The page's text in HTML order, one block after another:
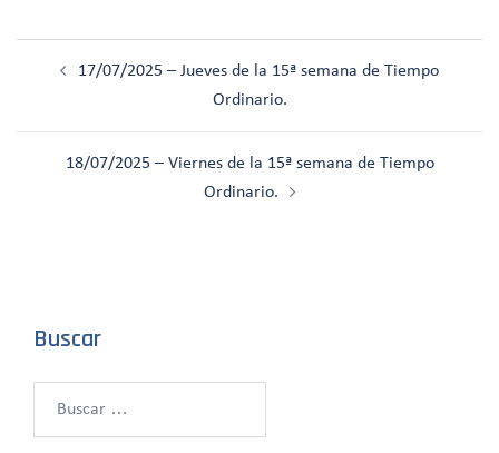
17/07/2025 – Jueves de la 15ª semana de Tiempo
Ordinario.
18/07/2025 – Viernes de la 15ª semana de Tiempo
Ordinario.
Buscar